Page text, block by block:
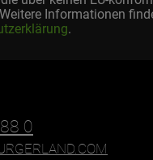
Informationen
.
0